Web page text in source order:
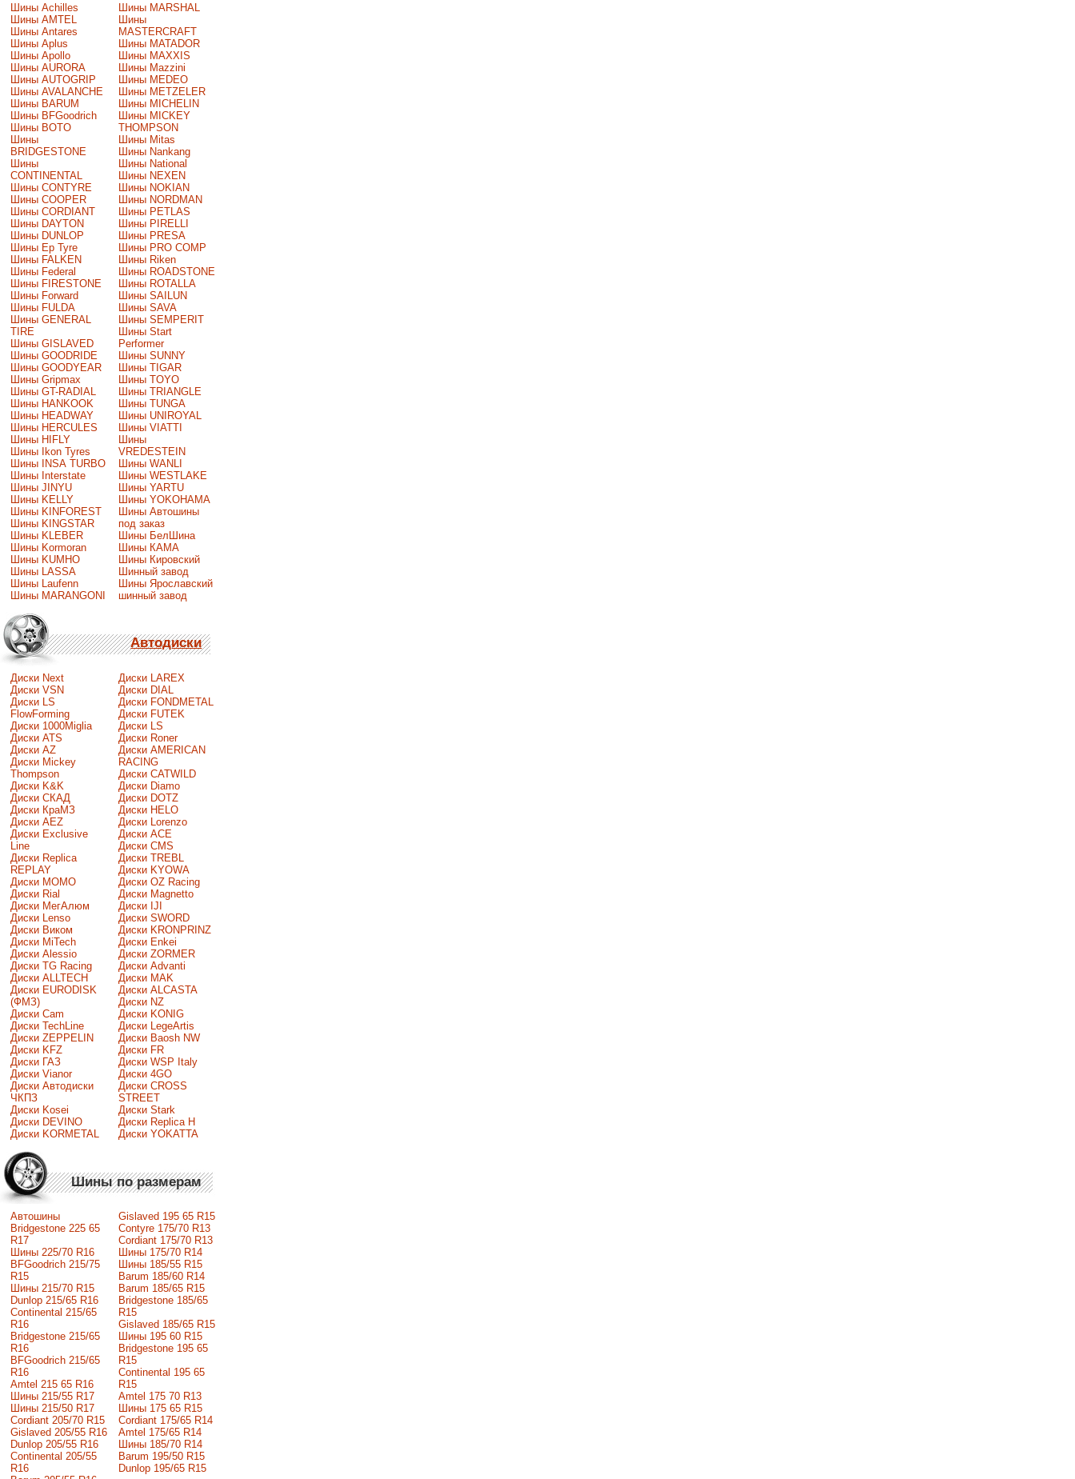
Шины Achilles
Шины AMTEL
Шины Antares
Шины Aplus
Шины Apollo
Шины AURORA
Шины AUTOGRIP
Шины AVALANCHE
Шины BARUM
Шины BFGoodrich
Шины BOTO
Шины
BRIDGESTONE
Шины
CONTINENTAL
Шины CONTYRE
Шины COOPER
Шины CORDIANT
Шины DAYTON
Шины DUNLOP
Шины Ep Tyre
Шины FALKEN
Шины Federal
Шины FIRESTONE
Шины Forward
Шины FULDA
Шины GENERAL
TIRE
Шины GISLAVED
Шины GOODRIDE
Шины GOODYEAR
Шины Gripmax
Шины GT-RADIAL
Шины HANKOOK
Шины HEADWAY
Шины HERCULES
Шины HIFLY
Шины Ikon Tyres
Шины INSA TURBO
Шины Interstate
Шины JINYU
Шины KELLY
Шины KINFOREST
Шины KINGSTAR
Шины KLEBER
Шины Kormoran
Шины KUMHO
Шины LASSA
Шины Laufenn
Шины MARANGONI
Шины MARSHAL
Шины
MASTERCRAFT
Шины MATADOR
Шины MAXXIS
Шины Mazzini
Шины MEDEO
Шины METZELER
Шины MICHELIN
Шины MICKEY
THOMPSON
Шины Mitas
Шины Nankang
Шины National
Шины NEXEN
Шины NOKIAN
Шины NORDMAN
Шины PETLAS
Шины PIRELLI
Шины PRESA
Шины PRO COMP
Шины Riken
Шины ROADSTONE
Шины ROTALLA
Шины SAILUN
Шины SAVA
Шины SEMPERIT
Шины Start
Performer
Шины SUNNY
Шины TIGAR
Шины TOYO
Шины TRIANGLE
Шины TUNGA
Шины UNIROYAL
Шины VIATTI
Шины
VREDESTEIN
Шины WANLI
Шины WESTLAKE
Шины YARTU
Шины YOKOHAMA
Шины Автошины
под заказ
Шины БелШина
Шины КАМА
Шины Кировский
Шинный завод
Шины Ярославский
шинный завод
Автодиски
Диски Next
Диски VSN
Диски LS
FlowForming
Диски 1000Miglia
Диски ATS
Диски AZ
Диски Mickey
Thompson
Диски K&K
Диски СКАД
Диски КраМЗ
Диски AEZ
Диски Exclusive
Line
Диски Replica
REPLAY
Диски MOMO
Диски Rial
Диски МегАлюм
Диски Lenso
Диски Виком
Диски MiTech
Диски Alessio
Диски TG Racing
Диски ALLTECH
Диски EURODISK
(ФМЗ)
Диски Cam
Диски TechLine
Диски ZEPPELIN
Диски KFZ
Диски ГАЗ
Диски Vianor
Диски Автодиски
ЧКПЗ
Диски Kosei
Диски DEVINO
Диски KORMETAL
Диски LAREX
Диски DIAL
Диски FONDMETAL
Диски FUTEK
Диски LS
Диски Roner
Диски AMERICAN
RACING
Диски CATWILD
Диски Diamo
Диски DOTZ
Диски HELO
Диски Lorenzo
Диски ACE
Диски CMS
Диски TREBL
Диски KYOWA
Диски OZ Racing
Диски Magnetto
Диски IJI
Диски SWORD
Диски KRONPRINZ
Диски Enkei
Диски ZORMER
Диски Advanti
Диски MAK
Диски ALCASTA
Диски NZ
Диски KONIG
Диски LegeArtis
Диски Baosh NW
Диски FR
Диски WSP Italy
Диски 4GO
Диски CROSS
STREET
Диски Stark
Диски Replica H
Диски YOKATTA
Шины по размерам
Автошины
Bridgestone 225 65
R17
Шины 225/70 R16
BFGoodrich 215/75
R15
Шины 215/70 R15
Dunlop 215/65 R16
Continental 215/65
R16
Bridgestone 215/65
R16
BFGoodrich 215/65
R16
Amtel 215 65 R16
Шины 215/55 R17
Шины 215/50 R17
Сordiant 205/70 R15
Gislaved 205/55 R16
Dunlop 205/55 R16
Continental 205/55
R16
Gislaved 195 65 R15
Contyre 175/70 R13
Cordiant 175/70 R13
Шины 175/70 R14
Шины 185/55 R15
Barum 185/60 R14
Barum 185/65 R15
Bridgestone 185/65
R15
Gislaved 185/65 R15
Шины 195 60 R15
Bridgestone 195 65
R15
Continental 195 65
R15
Amtel 175 70 R13
Шины 175 65 R15
Cordiant 175/65 R14
Amtel 175/65 R14
Шины 185/70 R14
Barum 195/50 R15
Dunlop 195/65 R15